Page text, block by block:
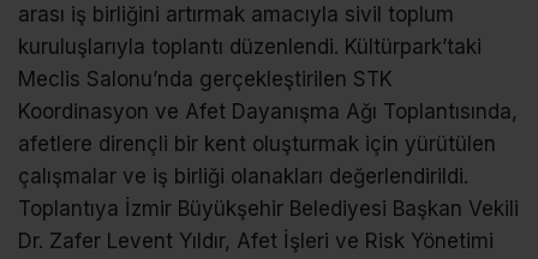
arası iş birliğini artırmak amacıyla sivil toplum
kuruluşlarıyla toplantı düzenlendi. Kültürpark’taki
Meclis Salonu’nda gerçekleştirilen STK
Koordinasyon ve Afet Dayanışma Ağı Toplantısında,
afetlere dirençli bir kent oluşturmak için yürütülen
çalışmalar ve iş birliği olanakları değerlendirildi.
Toplantıya İzmir Büyükşehir Belediyesi Başkan Vekili
Dr. Zafer Levent Yıldır, Afet İşleri ve Risk Yönetimi